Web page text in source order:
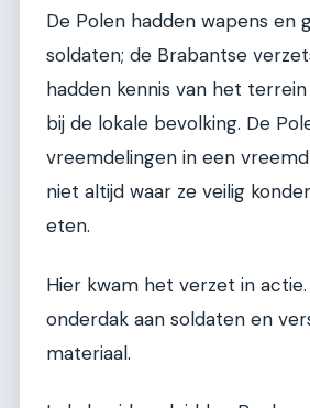
De Polen hadden wapens en
soldaten; de Brabantse
hadden kennis van het
bij de lokale bevolking. De
vreemdelingen in een
niet altijd waar ze veilig
eten.
Hier kwam het verzet in
onderdak aan soldaten en
materiaal.